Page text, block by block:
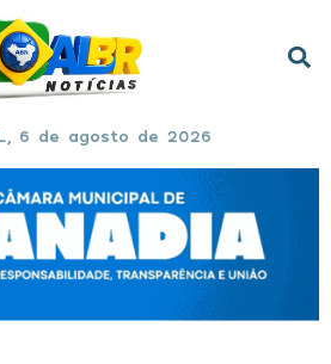
6 de agosto de 2026